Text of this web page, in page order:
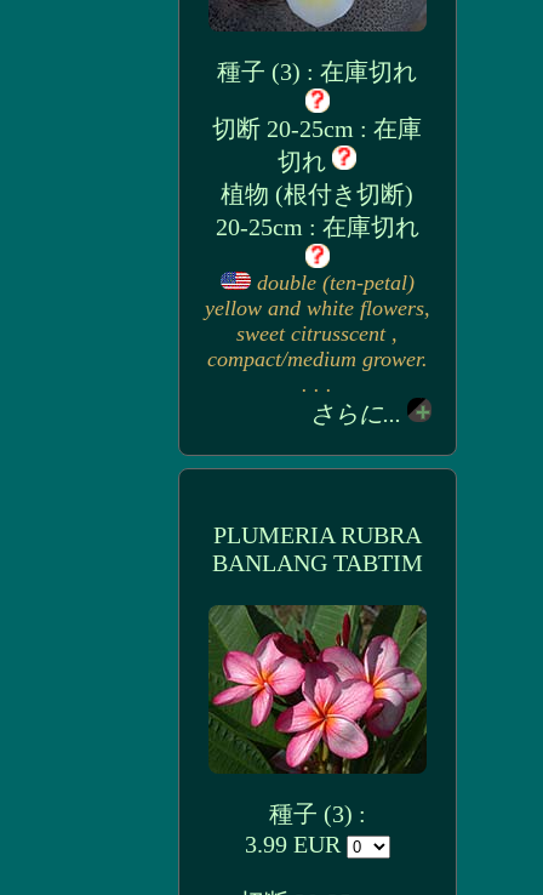
種子 (3) : 在庫切れ
切断 20-25cm : 在庫
切れ
植物 (根付き切断)
20-25cm : 在庫切れ
double (ten-petal)
yellow and white flowers,
sweet citrusscent ,
compact/medium grower.
. . .
さらに...
PLUMERIA RUBRA
BANLANG TABTIM
種子 (3) :
3.99 EUR